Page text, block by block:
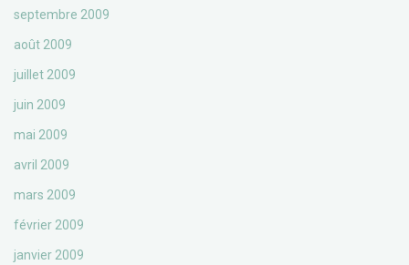
septembre 2009
août 2009
juillet 2009
juin 2009
mai 2009
avril 2009
mars 2009
février 2009
janvier 2009